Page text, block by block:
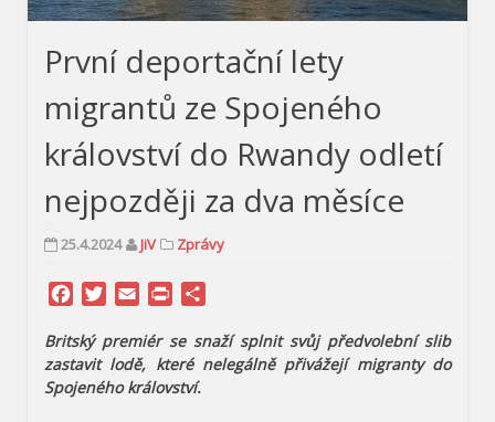
První deportační lety
migrantů ze Spojeného
království do Rwandy odletí
nejpozději za dva měsíce
25.4.2024 JiV Zprávy
Facebook
Twitter
Email Print
Britský premiér se snaží splnit svůj předvolební slib
zastavit lodě, které nelegálně přivážejí migranty do
Spojeného království.